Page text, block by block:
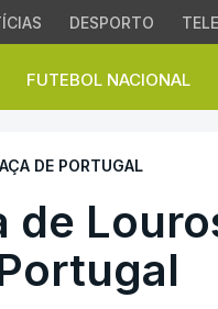
DESPORTO
FUTEBOL NACIONAL
DE PORTUGAL
de